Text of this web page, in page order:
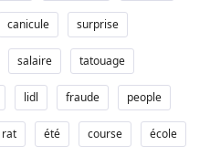
canicule surprise
salaire tatouage
lidl fraude people
rat été course école